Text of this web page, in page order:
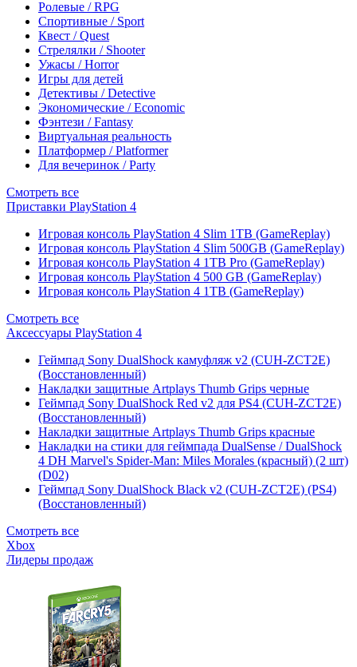
Ролевые / RPG
Спортивные / Sport
Квест / Quest
Стрелялки / Shooter
Ужасы / Horror
Игры для детей
Детективы / Detective
Экономические / Economic
Фэнтези / Fantasy
Виртуальная реальность
Платформер / Platformer
Для вечеринок / Party
Смотреть все
Приставки PlayStation 4
Игровая консоль PlayStation 4 Slim 1TB (GameReplay)
Игровая консоль PlayStation 4 Slim 500GB (GameReplay)
Игровая консоль PlayStation 4 1TB Pro (GameReplay)
Игровая консоль PlayStation 4 500 GB (GameReplay)
Игровая консоль PlayStation 4 1TB (GameReplay)
Смотреть все
Аксессуары PlayStation 4
Геймпад Sony DualShock камуфляж v2 (CUH-ZCT2E)
(Восстановленный)
Накладки защитные Artplays Thumb Grips черные
Геймпад Sony DualShock Red v2 для PS4 (CUH-ZCT2E)
(Восстановленный)
Накладки защитные Artplays Thumb Grips красные
Накладки на стики для геймпада DualSense / DualShock
4 DH Marvel's Spider-Man: Miles Morales (красный) (2 шт)
(D02)
Геймпад Sony DualShock Black v2 (CUH-ZCT2E) (PS4)
(Восстановленный)
Смотреть все
Xbox
Лидеры продаж